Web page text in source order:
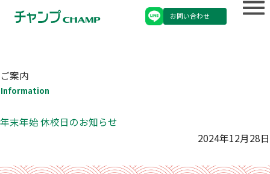
お問い合わせ
ご案内
Information
年末年始 休校日のお知らせ
2024年12月28日